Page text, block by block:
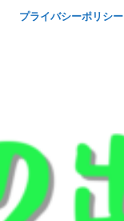
プライバシーポリシー